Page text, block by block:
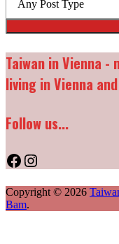
types:
Taiwan in Vienna -
living in Vienna
Follow us...
Facebook
Instagram
Copyright © 2026
Bam.